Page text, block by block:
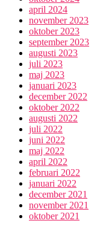
april 2024
november 2023
oktober 2023
september 2023
augusti 2023
juli 2023
maj 2023
januari 2023
december 2022
oktober 2022
augusti 2022
juli 2022
juni 2022
maj 2022
april 2022
februari 2022
januari 2022
december 2021
november 2021
oktober 2021